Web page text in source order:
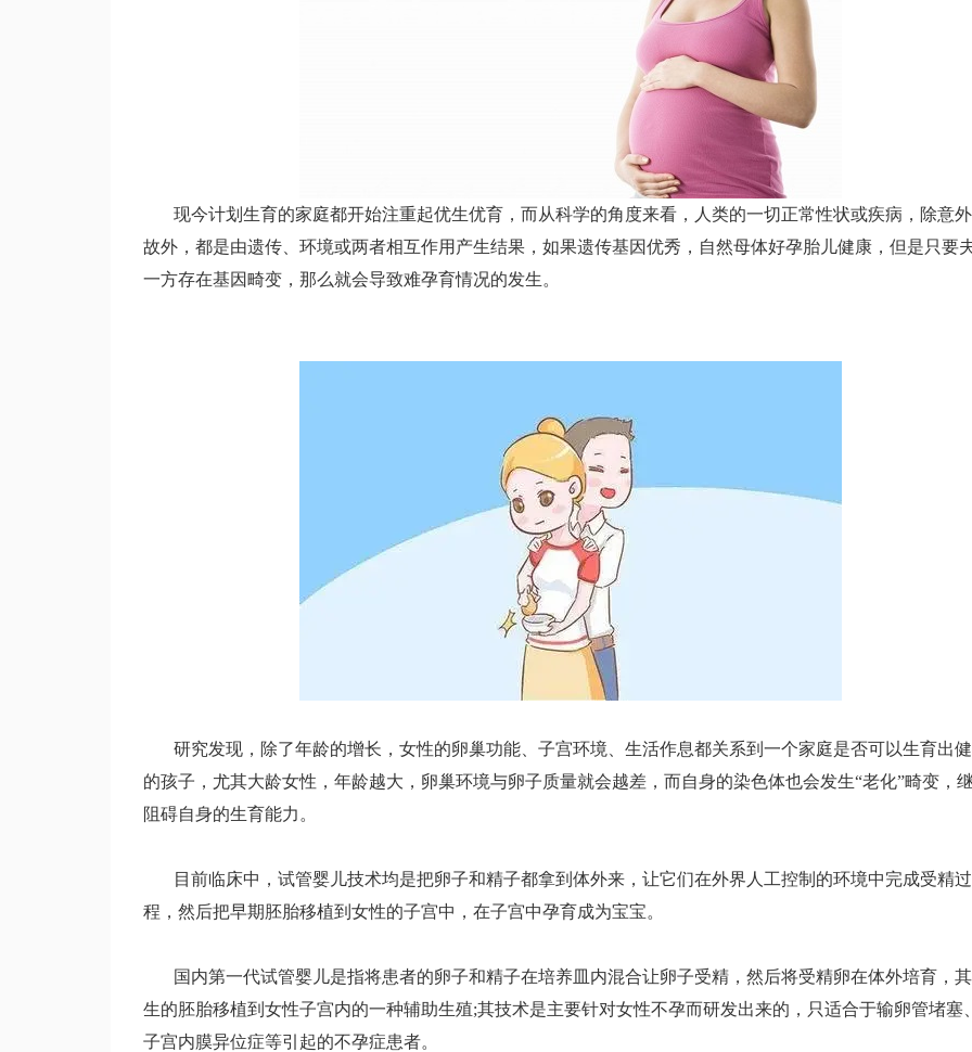
现今计划生育的家庭都开始注重起优生优育，而从科学的角度来看，人类的一切正常性状或疾病，除意
故外，都是由遗传、环境或两者相互作用产生结果，如果遗传基因优秀，自然母体好孕胎儿健康，但是只要
一方存在基因畸变，那么就会导致难孕育情况的发生。
研究发现，除了年龄的增长，女性的卵巢功能、子宫环境、生活作息都关系到一个家庭是否可以生育出
的孩子，尤其大龄女性，年龄越大，卵巢环境与卵子质量就会越差，而自身的染色体也会发生“老化”畸变，
阻碍自身的生育能力。
目前临床中，试管婴儿技术均是把卵子和精子都拿到体外来，让它们在外界人工控制的环境中完成受精过
程，然后把早期胚胎移植到女性的子宫中，在子宫中孕育成为宝宝。
国内第一代试管婴儿是指将患者的卵子和精子在培养皿内混合让卵子受精，然后将受精卵在体外培育，
生的胚胎移植到女性子宫内的一种辅助生殖;其技术是主要针对女性不孕而研发出来的，只适合于输卵管堵塞
子宫内膜异位症等引起的不孕症患者。